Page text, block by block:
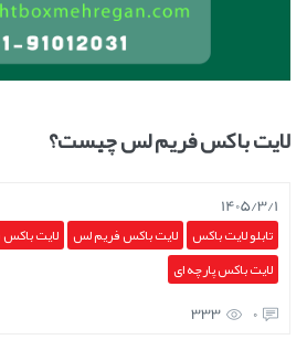
لایت باکس فریم لس چیست؟
1405/3/1
تابلو لایت باکس لایت باکس فریم لس لایت
لایت باکس پارچه ای
0
333